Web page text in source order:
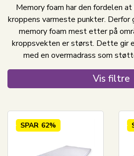
Memory foam har den fordelen
kroppens varmeste punkter. Derfor
memory foam mest etter på
kroppsvekten er størst. Dette gir
med en overmadrass som
Vis filtre
SPAR 62%